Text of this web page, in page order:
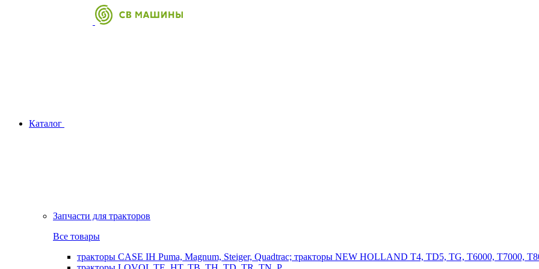
Каталог
Запчасти для тракторов
Все товары
тракторы CASE IH Puma, Magnum, Steiger, Quadtrac; тракторы NEW HOLLAND T4, TD5, TG, T6000, T7000,